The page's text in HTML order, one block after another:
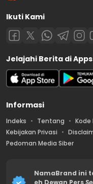
Ikuti Kami
Jelajahi Berita di
Informasi
Indeks Tentang Kode
Kebijakan Privasi
Pedoman Media Siber
NamaBrand ini
eh Dewan Pers